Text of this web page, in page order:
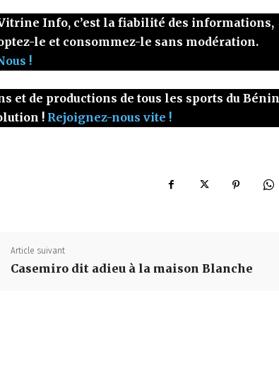
Info, c’est la fiabilité des informations,
le et consommez-le sans modération.
!
et de productions de tous les sports du Bénin
! Rejoignez-nous vite !
Article suivant
Casemiro dit adieu à la maison Blanche